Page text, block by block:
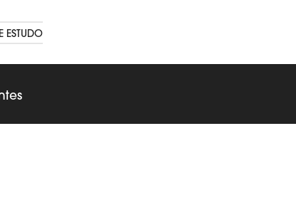
ESTUDO